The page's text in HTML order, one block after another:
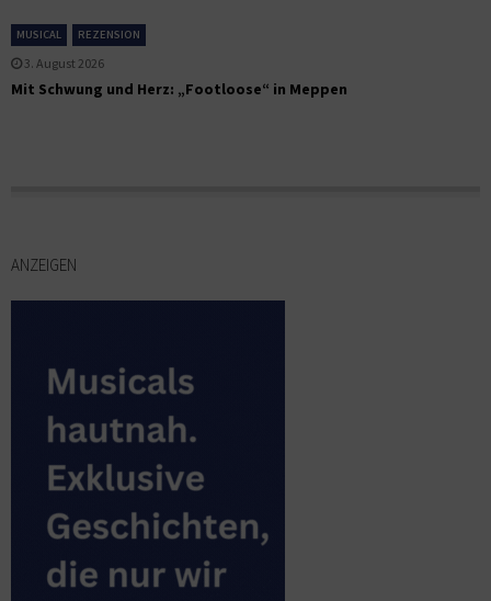
MUSICAL REZENSION
3. August 2026
Mit Schwung und Herz: „Footloose“ in Meppen
ANZEIGEN